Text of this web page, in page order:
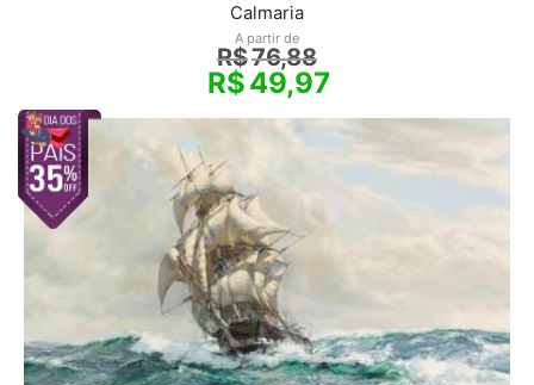
Calmaria
A partir de
R$76,88
R$49,97